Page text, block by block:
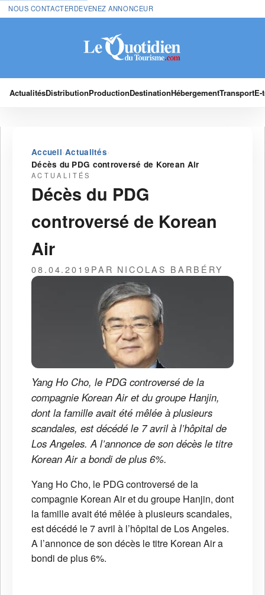
NOUS CONTACTERDEVENEZ ANNONCEUR
ActualitésDistributionProductionDestinationHébergementTransport
Accueil›Actualités›
Décès du PDG controversé de Korean Air
ACTUALITÉS
Décès du PDG
controversé de Korean
Air
08.04.2019PAR NICOLAS BARBÉRY
Yang Ho Cho, le PDG controversé de la
compagnie Korean Air et du groupe Hanjin,
dont la famille avait été mêlée à plusieurs
scandales, est décédé le 7 avril à l’hôpital de
Los Angeles. A l’annonce de son décès le titre
Korean Air a bondi de plus 6%.
Yang Ho Cho, le PDG controversé de la
compagnie Korean Air et du groupe Hanjin, dont
la famille avait été mêlée à plusieurs scandales,
est décédé le 7 avril à l’hôpital de Los Angeles.
A l’annonce de son décès le titre Korean Air a
bondi de plus 6%.